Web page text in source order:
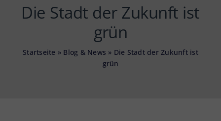
Die Stadt der Zukunft ist
grün
Startseite » Blog & News » Die Stadt der Zukunft ist
grün